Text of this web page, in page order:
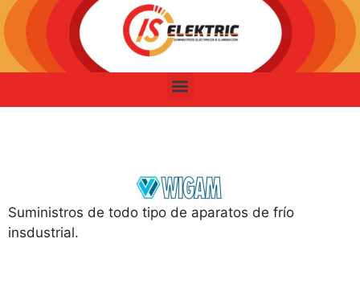
Suministros de todo tipo de aparatos de frío
insdustrial.